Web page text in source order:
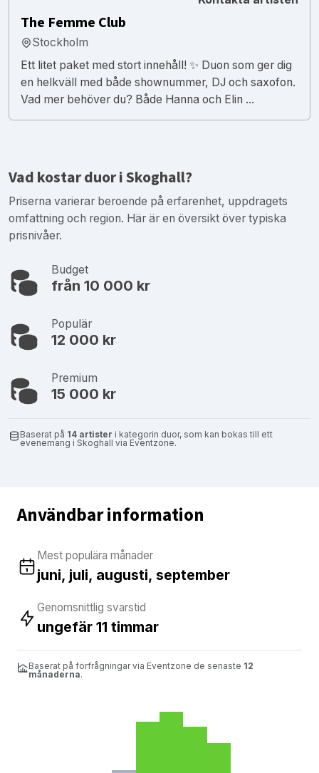
The Femme Club
Stockholm
Ett litet paket med stort innehåll! ✨ Duon som ger dig
en helkväll med både shownummer, DJ och saxofon.
Vad mer behöver du? Både Hanna och Elin ...
Vad kostar duor i Skoghall?
Priserna varierar beroende på erfarenhet, uppdragets
omfattning och region. Här är en översikt över typiska
prisnivåer.
Budget
från 10 000 kr
Populär
12 000 kr
Premium
15 000 kr
Baserat på 14 artister i kategorin duor, som kan bokas till ett
evenemang i Skoghall via Eventzone.
Användbar information
Mest populära månader
juni, juli, augusti, september
Genomsnittlig svarstid
ungefär 11 timmar
Baserat på förfrågningar via Eventzone de senaste 12
månaderna.